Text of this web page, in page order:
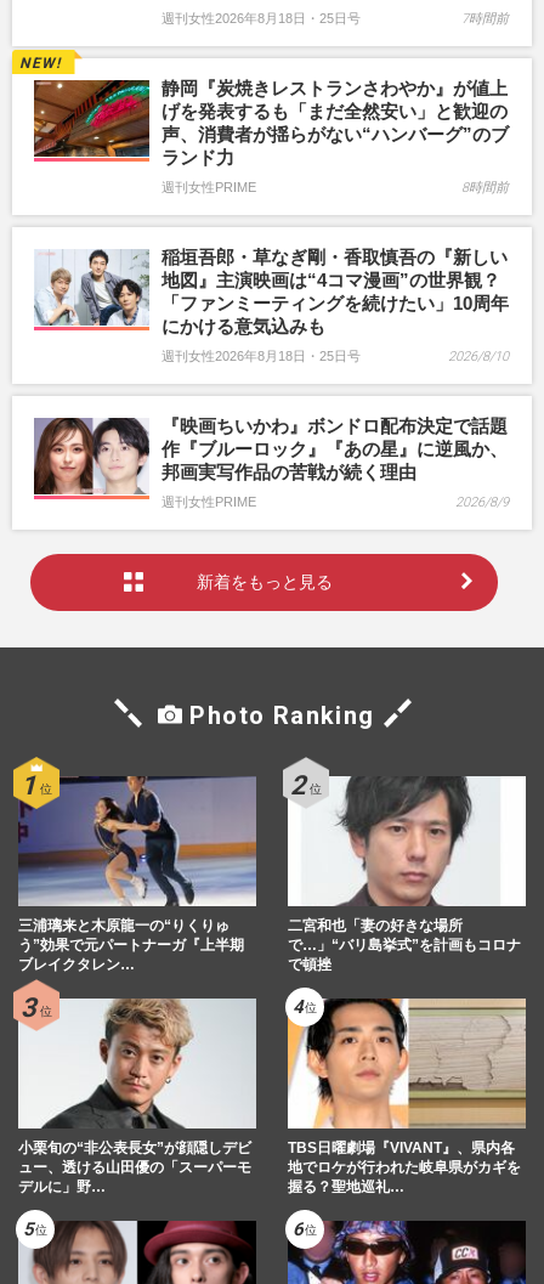
週刊女性2026年8月18日・25日号 7時間前
静岡『炭焼きレストランさわやか』が値上
げを発表するも「まだ全然安い」と歓迎の
声、消費者が揺らがない“ハンバーグ”のブ
ランド力
週刊女性PRIME 8時間前
稲垣吾郎・草なぎ剛・香取慎吾の『新しい
地図』主演映画は“4コマ漫画”の世界観？
「ファンミーティングを続けたい」10周年
にかける意気込みも
週刊女性2026年8月18日・25日号 2026/8/10
『映画ちいかわ』ボンドロ配布決定で話題
作『ブルーロック』『あの星』に逆風か、
邦画実写作品の苦戦が続く理由
週刊女性PRIME 2026/8/9
新着をもっと見る
Photo Ranking
三浦璃来と木原龍一の“りくりゅ
う”効果で元パートナーガ『上半期
ブレイクタレン…
二宮和也「妻の好きな場所
で…」“バリ島挙式”を計画もコロナ
で頓挫
小栗旬の“非公表長女”が顔隠しデビ
ュー、透ける山田優の「スーパーモ
デルに」野…
TBS日曜劇場『VIVANT』、県内各
地でロケが行われた岐阜県がカギを
握る？聖地巡礼…